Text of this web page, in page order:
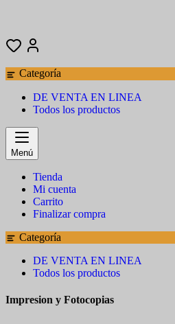
Categoría
DE VENTA EN LINEA
Todos los productos
Menú
Tienda
Mi cuenta
Carrito
Finalizar compra
Categoría
DE VENTA EN LINEA
Todos los productos
Impresion y Fotocopias